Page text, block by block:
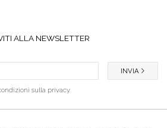
ALLA NEWSLETTER
sulla privacy.
INVIA